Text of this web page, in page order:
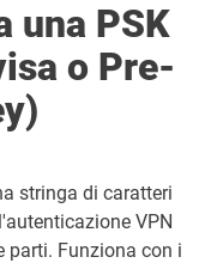
una PSK
o Pre-
stringa di caratteri
VPN
parti. Funziona con i